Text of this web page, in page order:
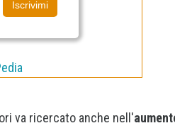
Iscrivimi
va ricercato anche nell'